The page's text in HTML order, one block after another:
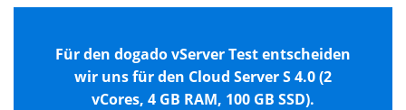
Für den dogado vServer Test entscheiden
wir uns für den Cloud Server S 4.0(2
vCores, 4 GB RAM, 100 GB SSD).